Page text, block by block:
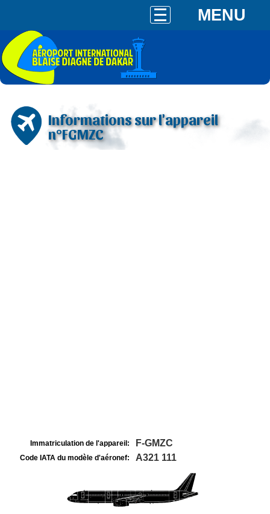
MENU
Informations sur l'appareil
n°FGMZC
Immatriculation de l'appareil: F-GMZC
Code IATA du modèle d'aéronef: A321 111